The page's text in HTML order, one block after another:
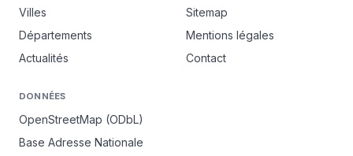
Villes
Départements
Actualités
Sitemap
Mentions légales
Contact
DONNÉES
OpenStreetMap (ODbL)
Base Adresse Nationale